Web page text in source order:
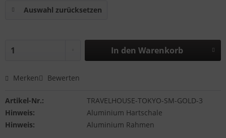
Auswahl zurücksetzen
In den Warenkorb
Merken Bewerten
Artikel-Nr.:
TRAVELHOUSE-TOKYO-SM-GOLD-3
Hinweis:
Aluminium Hartschale
Hinweis:
Aluminium Rahmen